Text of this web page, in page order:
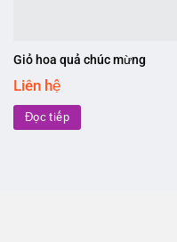
Giỏ hoa quả chúc mừng
Liên hệ
Đọc tiếp